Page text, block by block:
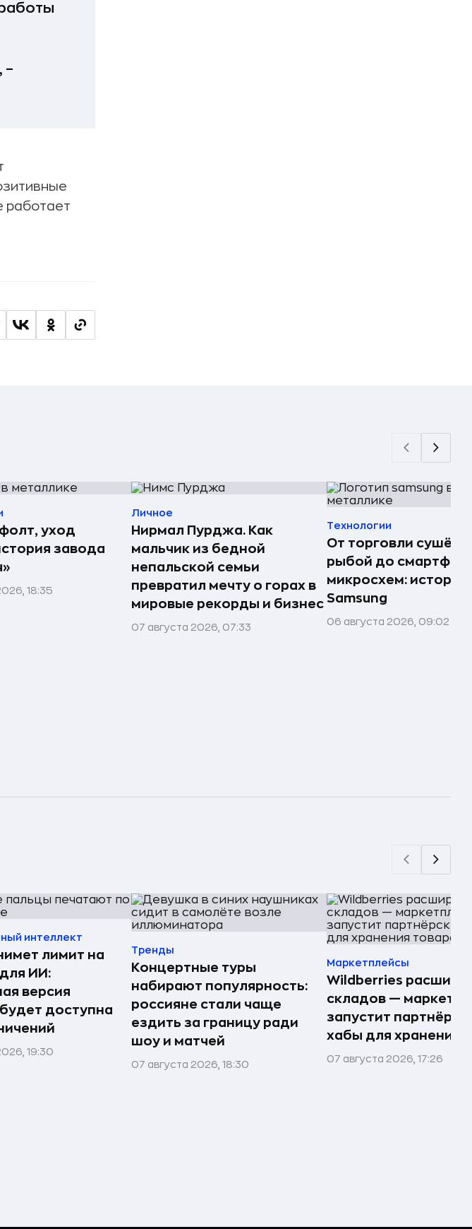
–
работает
уход
завода
18:35
Личное
Нирмал Пурджа. Как
мальчик из бедной
непальской семьи
превратил мечту о горах в
мировые рекорды и бизнес
07 августа 2026, 07:33
Технологии
От торговли
рыбой до
микросхем: история
Samsung
06 августа 2026, 09:02
интеллект
лимит на
ИИ:
версия
доступна
19:30
Тренды
Концертные туры
набирают популярность:
россияне стали чаще
ездить за границу ради
шоу и матчей
07 августа 2026, 18:30
Маркетплейсы
Wildberries
складов —
запустит
хабы для хранения
07 августа 2026, 17:26